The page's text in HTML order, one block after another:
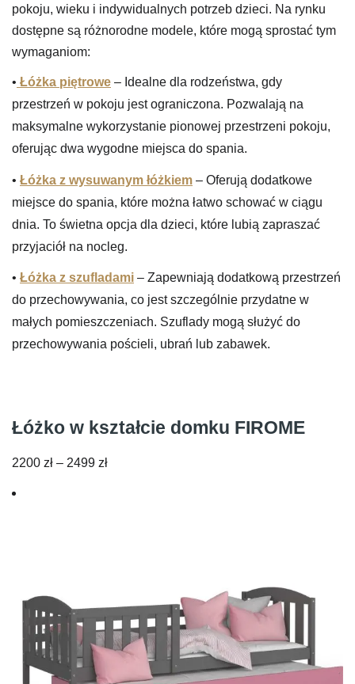
pokoju, wieku i indywidualnych potrzeb dzieci. Na rynku
dostępne są różnorodne modele, które mogą sprostać tym
wymaganiom:
• Łóżka piętrowe – Idealne dla rodzeństwa, gdy
przestrzeń w pokoju jest ograniczona. Pozwalają na
maksymalne wykorzystanie pionowej przestrzeni pokoju,
oferując dwa wygodne miejsca do spania.
• Łóżka z wysuwanym łóżkiem – Oferują dodatkowe
miejsce do spania, które można łatwo schować w ciągu
dnia. To świetna opcja dla dzieci, które lubią zapraszać
przyjaciół na nocleg.
• Łóżka z szufladami – Zapewniają dodatkową przestrzeń
do przechowywania, co jest szczególnie przydatne w
małych pomieszczeniach. Szuflady mogą służyć do
przechowywania pościeli, ubrań lub zabawek.
Łóżko w kształcie domku FIROME
2200 zł – 2499 złZakres